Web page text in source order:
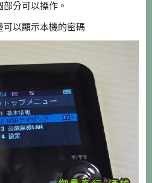
部分可以操作。
可以顯示本機的密碼